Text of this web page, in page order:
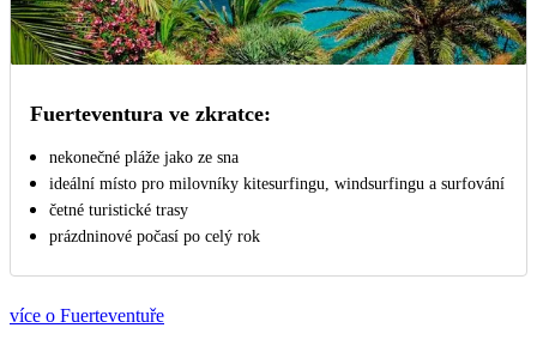
Fuerteventura ve zkratce:
nekonečné pláže jako ze sna
ideální místo pro milovníky kitesurfingu, windsurfingu a surfování
četné turistické trasy
prázdninové počasí po celý rok
více o Fuerteventuře